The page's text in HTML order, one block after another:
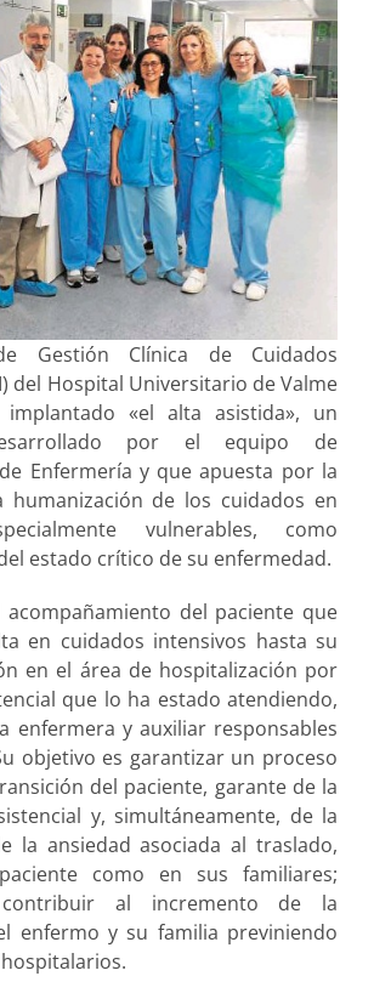
Gestión Clínica de Cuidados
del Hospital Universitario de Valme
«el alta asistida», un
por el equipo de
Enfermería y que apuesta por la
humanización de los cuidados en
vulnerables, como
estado crítico de su enfermedad.
acompañamiento del paciente que
en cuidados intensivos hasta su
en el área de hospitalización por
que lo ha estado atendiendo,
enfermera y auxiliar responsables
objetivo es garantizar un proceso
del paciente, garante de la
y, simultáneamente, de la
la ansiedad asociada al traslado,
como en sus familiares;
al incremento de la
enfermo y su familia previniendo